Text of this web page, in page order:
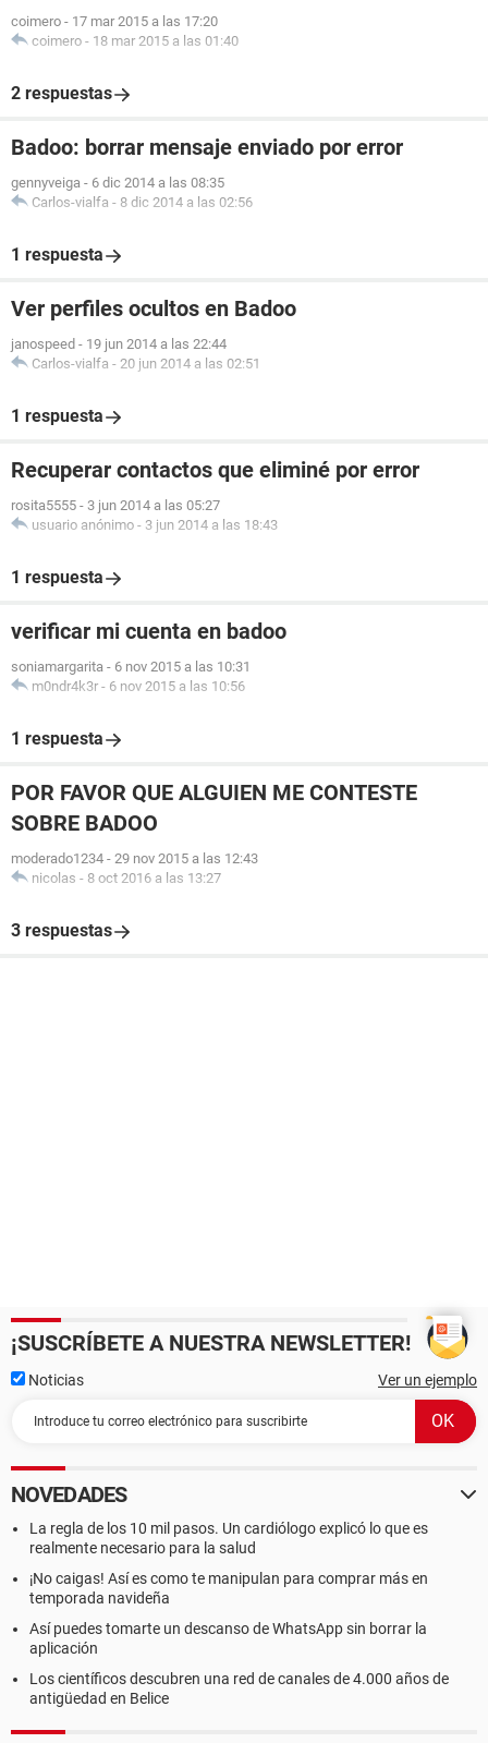
coimero - 17 mar 2015 a las 17:20
coimero - 18 mar 2015 a las 01:40
2 respuestas
Badoo: borrar mensaje enviado por error
gennyveiga - 6 dic 2014 a las 08:35
Carlos-vialfa - 8 dic 2014 a las 02:56
1 respuesta
Ver perfiles ocultos en Badoo
janospeed - 19 jun 2014 a las 22:44
Carlos-vialfa - 20 jun 2014 a las 02:51
1 respuesta
Recuperar contactos que eliminé por error
rosita5555 - 3 jun 2014 a las 05:27
usuario anónimo - 3 jun 2014 a las 18:43
1 respuesta
verificar mi cuenta en badoo
soniamargarita - 6 nov 2015 a las 10:31
m0ndr4k3r - 6 nov 2015 a las 10:56
1 respuesta
POR FAVOR QUE ALGUIEN ME CONTESTE
SOBRE BADOO
moderado1234 - 29 nov 2015 a las 12:43
nicolas - 8 oct 2016 a las 13:27
3 respuestas
¡SUSCRÍBETE A NUESTRA NEWSLETTER!
Noticias Ver un ejemplo
NOVEDADES
La regla de los 10 mil pasos. Un cardiólogo explicó lo que es
realmente necesario para la salud
¡No caigas! Así es como te manipulan para comprar más en
temporada navideña
Así puedes tomarte un descanso de WhatsApp sin borrar la
aplicación
Los científicos descubren una red de canales de 4.000 años de
antigüedad en Belice